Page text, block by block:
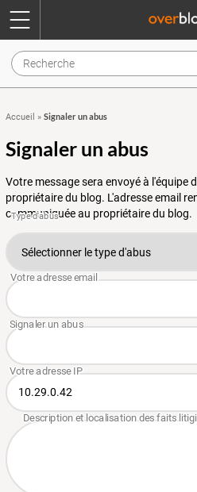
Accueil » Signaler un abus
Signaler un abus
Votre message sera envoyé à l'équipe
propriétaire du blog. L'adresse email
communiquée au propriétaire du blog.